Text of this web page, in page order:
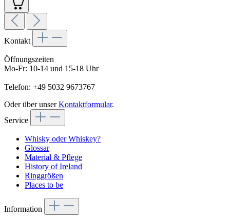
Kontakt
Öffnungszeiten
Mo-Fr: 10-14 und 15-18 Uhr
Telefon: +49 5032 9673767
Oder über unserKontaktformular.
Service
Whisky oder Whiskey?
Glossar
Material & Pflege
History of Ireland
Ringgrößen
Places to be
Information